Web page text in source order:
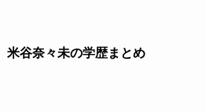
米谷奈々未の学歴まとめ